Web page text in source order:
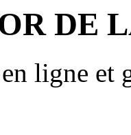
DE
ligne et